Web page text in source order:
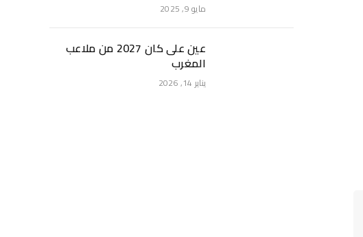
مايو 9, 2025
عين على كان 2027 من ملاعب
المغرب
يناير 14, 2026